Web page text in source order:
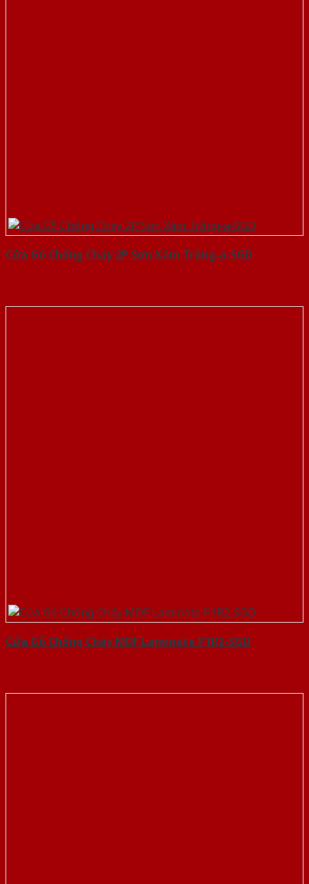
Cửa Gỗ Chống Cháy 2P Sơn Xám Trắng-a-SGD
Cửa Gỗ Chống Cháy MDF Laminate P1R2-SGD